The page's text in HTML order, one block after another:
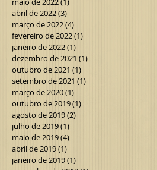
abril de 2022(3)
março de 2022(4)
fevereiro de 2022(1)
janeiro de 2022(1)
dezembro de 2021 (1)
outubro de 2021 (1)
setembro de 2021 (1)
março de 2020(1)
outubro de 2019(1)
agosto de 2019(2)
julho de 2019(1)
maio de 2019(4)
abril de 2019(1)
janeiro de 2019(1)